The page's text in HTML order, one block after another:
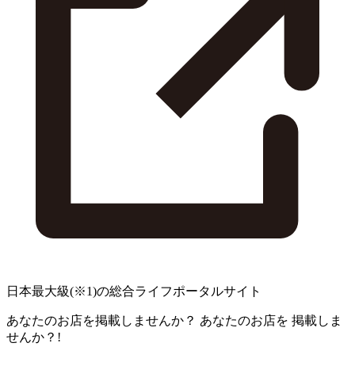
日本最大級(※1)の総合ライフポータルサイト
あなたのお店を掲載しませんか？ あなたのお店を 掲載しま
せんか？!